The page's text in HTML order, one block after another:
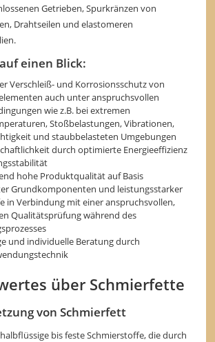
Getrieben, Spurkränzen von
Drahtseilen und elastomeren
einen Blick:
Verschleiß- und Korrosionsschutz von
auch unter anspruchsvollen
wie z.B. bei extremen
Stoßbelastungen, Vibrationen,
und staubbelasteten Umgebungen
durch optimierte Energieeffizienz
hohe Produktqualität auf Basis
Grundkomponenten und leistungsstarker
in Verbindung mit einer anspruchsvollen,
Qualitätsprüfung während des
und individuelle Beratung durch
über Schmierfette
von Schmierfett
bis feste Schmierstoffe, die durch